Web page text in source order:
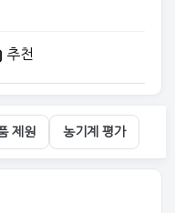
추천
제원 농기계 평가